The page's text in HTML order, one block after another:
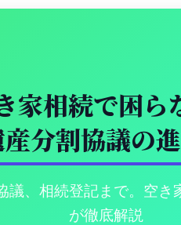
家相続で困ら
分割協議の
議、相続登記まで。空
が徹底解説